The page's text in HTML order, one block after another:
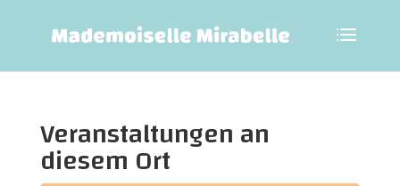
Veranstaltungen an
diesem Ort